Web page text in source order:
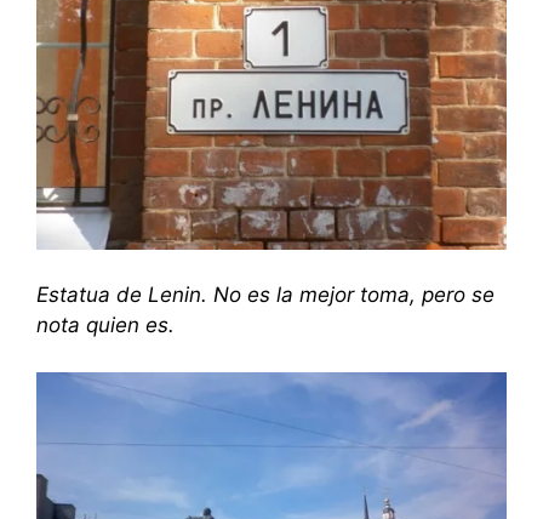
Estatua de Lenin. No es la mejor toma, pero se
nota quien es.